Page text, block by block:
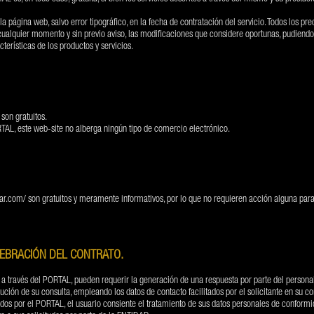
página web, salvo error tipográfico, en la fecha de contratación del servicio. Todos los
momento y sin previo aviso, las modificaciones que considere oportunas,
de los productos y servicios.
gratuitos.
este web-site no alberga ningún tipo de comercio electrónico.
son gratuitos y meramente informativos, por lo que no requieren acción alguna
DEL CONTRATO.
del PORTAL, pueden requerir la generación de una respuesta por parte del
de su consulta, empleando los datos de contacto facilitados por el solicitante en su
por el PORTAL, el usuario consiente el tratamiento de sus datos personales de